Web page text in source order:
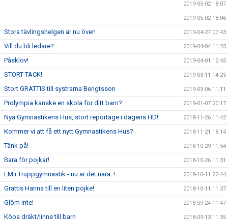
2019-05-02 18:07
2019-05-02 18:06
Stora tävlingshelgen är nu över! 2019-04-27 07:43
Vill du bli ledare? 2019-04-04 11:25
Påsklov! 2019-04-01 12:45
STORT TACK! 2019-03-11 14:25
Stort GRATTIS till systrarna Bengtsson 2019-03-06 11:11
Prolympia kanske en skola för ditt barn? 2019-01-07 20:17
Nya Gymnastikens Hus, stort reportage i dagens HD! 2018-11-26 11:42
Kommer vi att få ett nytt Gymnastikens Hus? 2018-11-21 18:14
Tänk på! 2018-10-29 11:54
Bara för pojkar! 2018-10-26 11:31
EM i Truppgymnastik - nu är det nära..! 2018-10-11 22:44
Grattis Hanna till en liten pojke! 2018-10-11 11:37
Glöm inte! 2018-09-24 11:47
Köpa dräkt/linne till barn 2018-09-13 11:35